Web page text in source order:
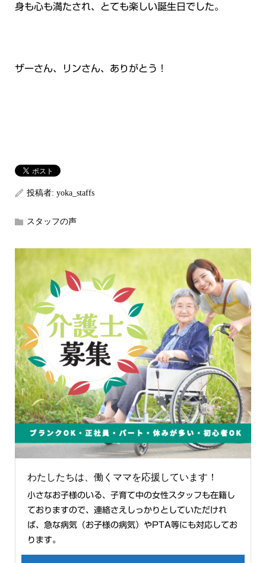
身も心も満たされ、とても楽しい誕生日でした。
ザーさん、リンさん、ありがとう！
投稿者: yoka_staffs
スタッフの声
わたしたちは、働くママを応援しています！
小さなお子様のいる、子育て中の女性スタッフも在籍し
ておりますので、連絡さえしっかりとしていただけれ
ば、急な病気（お子様の病気）やPTA等にも対応してお
ります。